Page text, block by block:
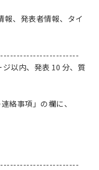
報、発表者情報、タイ
以内、発表 10 分、質
絡事項」の欄に、